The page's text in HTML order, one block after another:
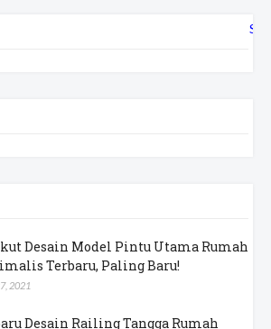
Desain Model Pintu Utama Rumah
Terbaru, Paling Baru!